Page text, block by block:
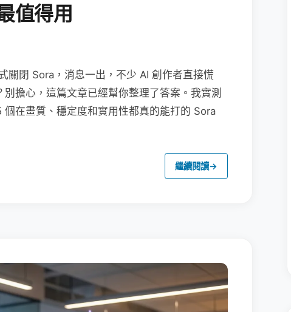
值得用
閉 Sora，消息一出，不少 AI 創作者直接慌
擔心，這篇文章已經幫你整理了答案。我實測
在畫質、穩定度和實用性都真的能打的 Sora
繼續閱讀→